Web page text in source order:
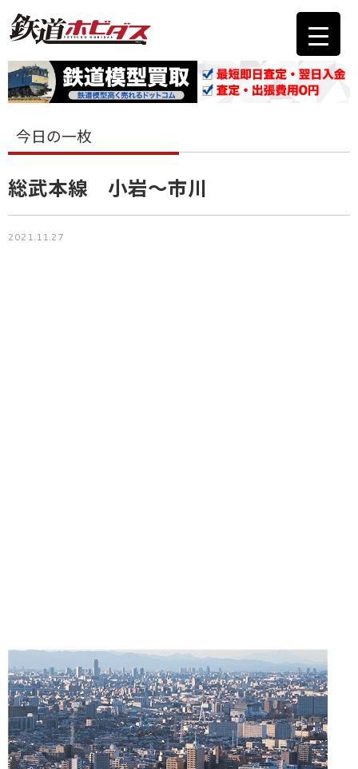
今日の一枚
総武本線 小岩～市川
2021.11.27